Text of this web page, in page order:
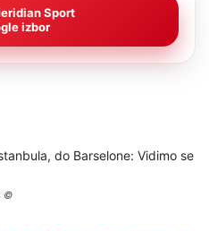
Sport
izbor
©